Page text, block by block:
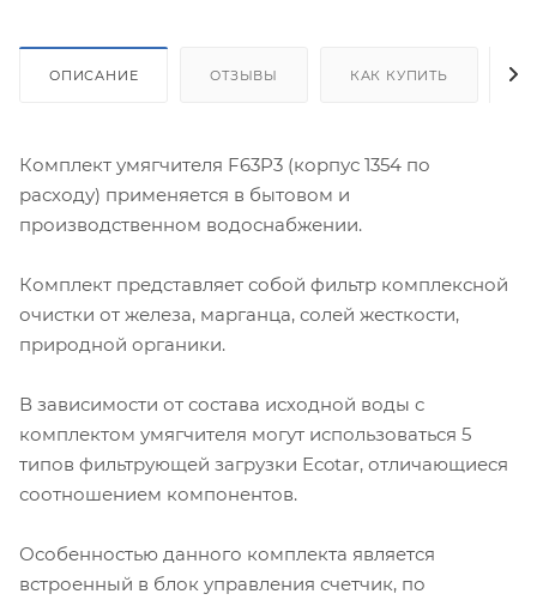
ОПИСАНИЕ ОТЗЫВЫ КАК КУПИТЬ
Комплект умягчителя F63P3 (корпус 1354 по
расходу) применяется в бытовом и
производственном водоснабжении.
Комплект представляет собой фильтр комплексной
очистки от железа, марганца, солей жесткости,
природной органики.
В зависимости от состава исходной воды с
комплектом умягчителя могут использоваться 5
типов фильтрующей загрузки Ecotar, отличающиеся
соотношением компонентов.
Особенностью данного комплекта является
встроенный в блок управления счетчик, по